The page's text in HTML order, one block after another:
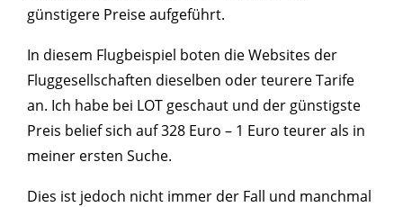
günstigere Preise aufgeführt.
In diesem Flugbeispiel boten die Websites der
Fluggesellschaften dieselben oder teurere Tarife
an. Ich habe bei LOT geschaut und der günstigste
Preis belief sich auf 328 Euro – 1 Euro teurer als in
meiner ersten Suche.
Dies ist jedoch nicht immer der Fall und manchmal